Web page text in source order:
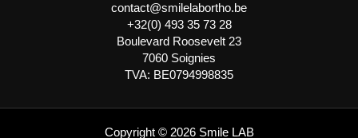
contact@smilelabortho.be
+32(0) 493 35 73 28
Boulevard Roosevelt 23
7060 Soignies
TVA: BE0794998835
Copyright © 2026 Smile LAB